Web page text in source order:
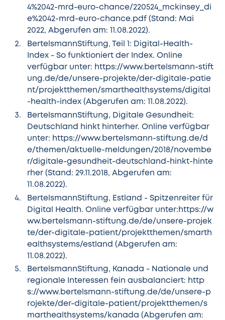
4%2042-mrd-euro-chance/220524_mckinsey_di
e%2042-mrd-euro-chance.pdf(Stand: Mai
2022, Abgerufen am: 11.08.2022).
BertelsmannStiftung, Teil 1: Digital-Health-
Index - So funktioniert der Index. Online
verfügbar unter: https://www.bertelsmann-stift
ung.de/de/unsere-projekte/der-digitale-patie
nt/projektthemen/smarthealthsystems/digital
-health-index(Abgerufen am: 11.08.2022).
BertelsmannStiftung, Digitale Gesundheit:
Deutschland hinkt hinterher. Online verfügbar
unter: https://www.bertelsmann-stiftung.de/d
e/themen/aktuelle-meldungen/2018/novembe
r/digitale-gesundheit-deutschland-hinkt-hinte
rher(Stand: 29.11.2018, Abgerufen am:
11.08.2022).
BertelsmannStiftung, Estland - Spitzenreiter für
Digital Health. Online verfügbar unter: https://w
ww.bertelsmann-stiftung.de/de/unsere-projek
te/der-digitale-patient/projektthemen/smarth
ealthsystems/estland (Abgerufen am:
11.08.2022).
BertelsmannStiftung, Kanada - Nationale und
regionale Interessen fein ausbalanciert: http
s://www.bertelsmann-stiftung.de/de/unsere-p
rojekte/der-digitale-patient/projektthemen/s
marthealthsystems/kanada (Abgerufen am: